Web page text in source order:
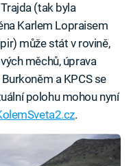
(tak byla
Karlem Lopraisem
může stát v rovině,
měchů, úprava
a KPCS se
polohu mohou nyní
.